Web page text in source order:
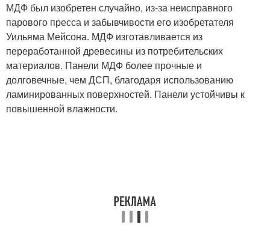
МДФ был изобретен случайно, из-за неисправного
парового пресса и забывчивости его изобретателя
Уильяма Мейсона. МДФ изготавливается из
переработанной древесины из потребительских
материалов. Панели МДФ более прочные и
долговечные, чем ДСП, благодаря использованию
ламинированных поверхностей. Панели устойчивы к
повышенной влажности.